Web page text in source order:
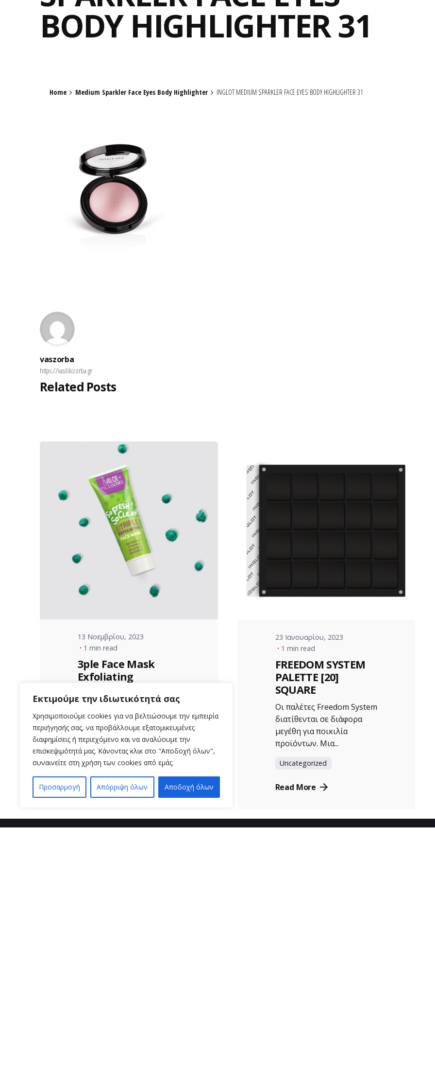
Εκτιμούμε την ιδιωτικότητά σας
Χρησιμοποιούμε cookies για να βελτιώσουμε την εμπειρία
περιήγησής σας, να προβάλλουμε εξατομικευμένες
διαφημίσεις ή περιεχόμενο και να αναλύουμε την
επισκεψιμότητά μας. Κάνοντας κλικ στο "Αποδοχή όλων",
συναινείτε στη χρήση των cookies από εμάς.
Προσαρμογή Απόρριψη όλων Αποδοχή όλων
BODY HIGHLIGHTER 31
Home Medium Sparkler Face Eyes Body Highlighter INGLOT MEDIUM SPARKLER FACE EYES BODY HIGHLIGHTER 31
vaszorba
https://vasilikizorba.gr
Related Posts
Posted by
13 Νοεμβρίου, 2023
1 min read
3ple Face Mask
Exfoliating
Νιώστε το πρόσωπό σας
καθαρό και φρέσκο. Η
Απολεπιστική μάσκα
αργίλου Aloe+Colors...
Uncategorized
Read More
23 Ιανουαρίου, 2023
1 min read
FREEDOM SYSTEM
PALETTE [20]
SQUARE
Οι παλέτες Freedom System
διατίθενται σε διάφορα
μεγέθη για ποικιλία
προϊόντων. Μια...
Uncategorized
Read More